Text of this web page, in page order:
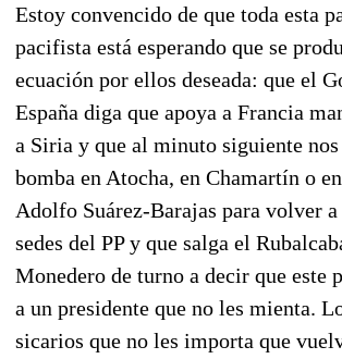
Estoy convencido de que toda esta
pacifista está esperando que se
ecuación por ellos deseada: que el
España diga que apoya a Francia
a Siria y que al minuto siguiente
bomba en Atocha, en Chamartín o
Adolfo Suárez-Barajas para volver a
sedes del PP y que salga el
Monedero de turno a decir que este
a un presidente que no les mienta.
sicarios que no les importa que